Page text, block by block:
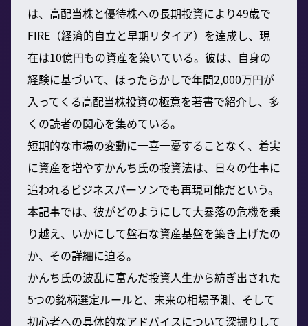
は、高配当株と優待株への長期投資により49歳で
FIRE（経済的自立と早期リタイア）を達成し、現
在は10億円もの資産を築いている。彼は、自身の
経験に基づいて、ほったらかしで年間2,000万円が
入ってくる高配当株投資の極意を著書で紹介し、多
くの読者の関心を集めている。
短期的な市場の変動に一喜一憂することなく、着実
に資産を増やすかんち氏の投資法は、日々の仕事に
追われるビジネスパーソンでも再現可能だという。
本記事では、彼がどのようにして大暴落の危機を乗
り越え、いかにして盤石な資産基盤を築き上げたの
か、その詳細に迫る。
かんち氏の波乱に富んだ投資人生から紡ぎ出された
5つの銘柄選定ルールと、未来の相場予測、そして
初心者への具体的なアドバイスについて深掘りして